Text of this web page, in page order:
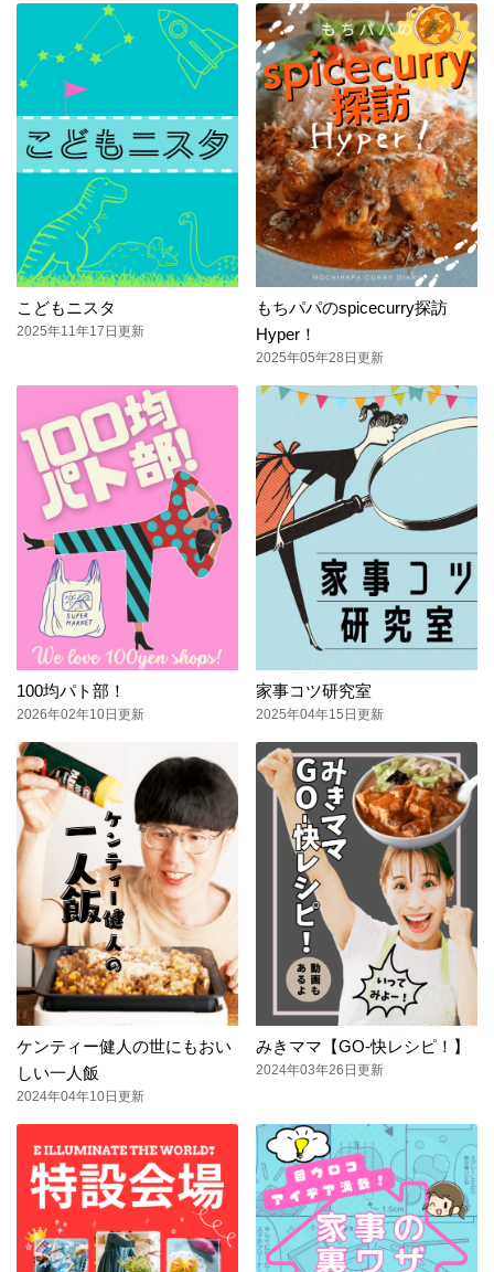
こどもニスタ
2025年11年17日更新
もちパパのspicecurry探訪
Hyper！
2025年05年28日更新
100均パト部！
2026年02年10日更新
家事コツ研究室
2025年04年15日更新
ケンティー健人の世にもおい
しい一人飯
2024年04年10日更新
みきママ【GO-快レシピ！】
2024年03年26日更新